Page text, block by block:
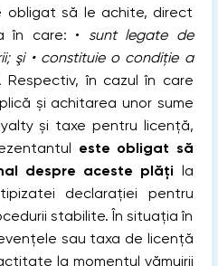
obligat să le achite, direct
în care: • sunt legate de
şi • constituie o condiţie a
Respectiv, în cazul în care
și achitarea unor sume
și taxe pentru licență,
este obligat să
despre aceste plăți la
declarației pentru
stabilite. În situația în
sau taxa de licență
la momentul vămuirii